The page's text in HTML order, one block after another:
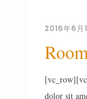
2016年6月
dolor sit